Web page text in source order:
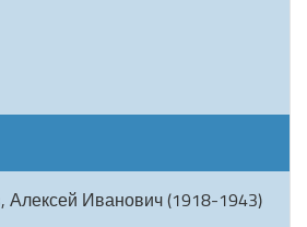
Алексей Иванович (1918-1943)